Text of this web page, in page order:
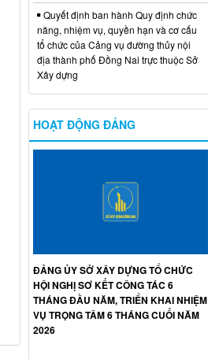
Quyết định ban hành Quy định chức
năng, nhiệm vụ, quyền hạn và cơ cấu
tổ chức của Cảng vụ đường thủy nội
địa thành phố Đồng Nai trực thuộc Sở
Xây dựng
HOẠT ĐỘNG ĐẢNG
ĐẢNG ỦY SỞ XÂY DỰNG TỔ CHỨC
HỘI NGHỊ SƠ KẾT CÔNG TÁC 6
THÁNG ĐẦU NĂM, TRIỂN KHAI NHIỆM
VỤ TRỌNG TÂM 6 THÁNG CUỐI NĂM
2026